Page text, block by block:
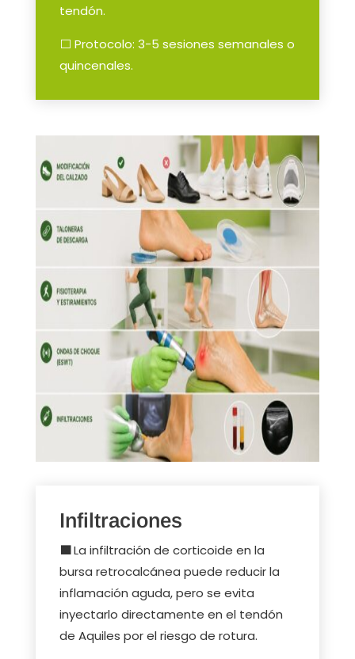
tendón.
⬜ Protocolo: 3-5 sesiones semanales o
quincenales.
Infiltraciones
🟩La infiltración de corticoide en la
bursa retrocalcánea puede reducir la
inflamación aguda, pero se evita
inyectarlo directamente en el tendón
de Aquiles por el riesgo de rotura.